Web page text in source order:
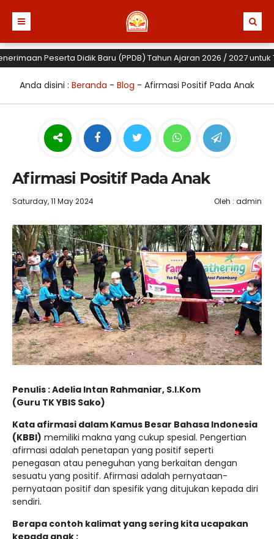
Peserta Didik Baru (PPDB) Tahun Ajaran 2026 / 2027 untuk
Anda disini : Beranda - Blog - Afirmasi Positif Pada Anak
Afirmasi Positif Pada Anak
Saturday, 11 May 2024 Oleh : admin
Penulis : Adelia Intan Rahmaniar, S.I.Kom
(Guru TK YBIS Sako)
Kata afirmasi dalam Kamus Besar Bahasa Indonesia
(KBBI) memiliki makna yang cukup spesial. Pengertian
afirmasi adalah penetapan yang positif seperti
penegasan atau peneguhan yang berkaitan dengan
sesuatu yang positif. Afirmasi adalah pernyataan-
pernyataan positif dan spesifik yang ditujukan kepada diri
sendiri.
Berapa contoh kalimat yang sering kita ucapakan